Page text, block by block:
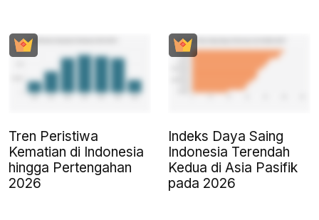
Tren Peristiwa
Kematian di Indonesia
hingga Pertengahan
2026
Indeks Daya Saing
Indonesia Terendah
Kedua di Asia Pasifik
pada 2026